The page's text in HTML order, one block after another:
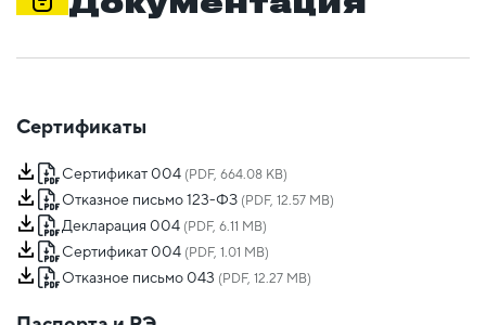
Сертификаты
Сертификат 004 (PDF, 664.08 KB)
Отказное письмо 123-ФЗ (PDF, 12.57 MB)
Декларация 004 (PDF, 6.11 MB)
Сертификат 004 (PDF, 1.01 MB)
Отказное письмо 043 (PDF, 12.27 MB)